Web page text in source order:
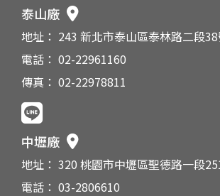
泰山廠
地址： 243 新北市泰山區泰林路二段
電話： 02-22961160
傳真： 02-22978811
中壢廠
地址： 320 桃園市中壢區聖德路一段
電話： 03-2806610